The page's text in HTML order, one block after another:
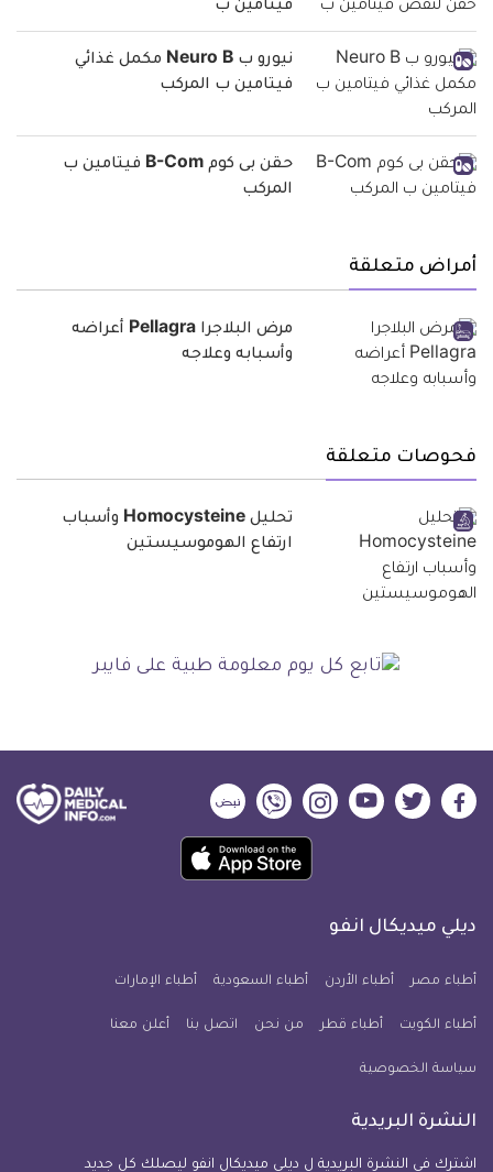
فيتامين ب
نيورو ب Neuro B مكمل غذائي
فيتامين ب المركب
حقن بى كوم B-Com فيتامين ب
المركب
أمراض متعلقة
مرض البلاجرا Pellagra أعراضه
وأسبابه وعلاجه
فحوصات متعلقة
تحليل Homocysteine وأسباب
ارتفاع الهوموسيستين
ديلي
فيسبوك
ديلي
تويتر
ديلي
ميديكال
يوتيوب
ديلي
ميديكال
انفو
ديلي
ميديكال
انفو
ديلي
ميديكال
انفو
حمل
تطبيق
معلومة
للآيفون
ديلي ميديكال انفو
أطباء مصر أطباء الأردن أطباء السعودية أطباء الإمارات
أطباء الكويت أطباء قطر من نحن اتصل بنا أعلن معنا
سياسة الخصوصية
النشرة البريدية
اشترك في النشرة البريدية ل ديلي ميديكال انفو ليصلك كل جديد